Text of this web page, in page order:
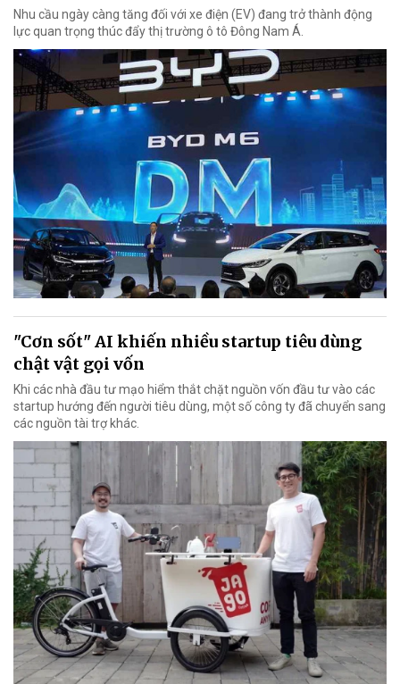
Nhu cầu ngày càng tăng đối với xe điện (EV) đang trở thành động
lực quan trọng thúc đẩy thị trường ô tô Đông Nam Á.
"Cơn sốt" AI khiến nhiều startup tiêu dùng
chật vật gọi vốn
Khi các nhà đầu tư mạo hiểm thắt chặt nguồn vốn đầu tư vào các
startup hướng đến người tiêu dùng, một số công ty đã chuyển sang
các nguồn tài trợ khác.